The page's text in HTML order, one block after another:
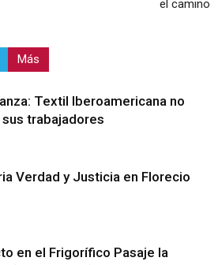
el camino
Más
Textil Iberoamericana no
sus trabajadores
Verdad y Justicia en Florecio
en el Frigorífico Pasaje la